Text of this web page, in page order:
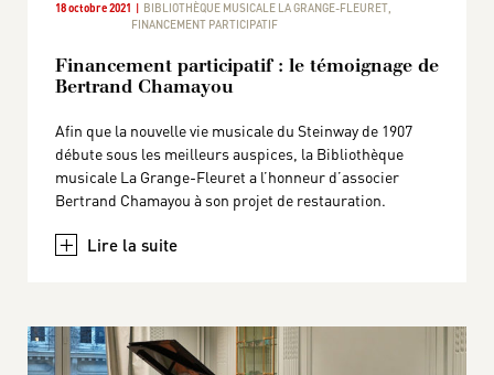
18 octobre 2021 BIBLIOTHÈQUE MUSICALE LA GRANGE-FLEURET
FINANCEMENT PARTICIPATIF
Financement participatif : le témoignage de
Bertrand Chamayou
Afin que la nouvelle vie musicale du Steinway de 1907
débute sous les meilleurs auspices, la Bibliothèque
musicale La Grange-Fleuret a l’honneur d’associer
Bertrand Chamayou à son projet de restauration.
+